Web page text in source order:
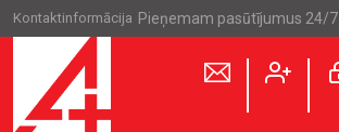
Kontaktinformācija Pieņemam pasūtījumus 24/7